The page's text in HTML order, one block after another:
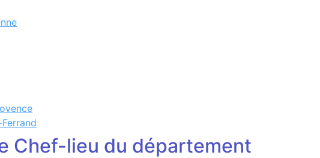
Chef-lieu du département